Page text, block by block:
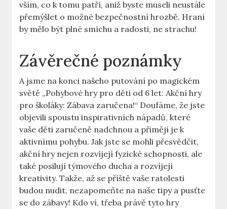
vším, co k tomu patří, aniž byste museli neustále
přemýšlet o možné bezpečnostní hrozbě. Hraní
by mělo být plné smíchu a radosti, ne strachu!
Závěrečné poznámky
A jsme na konci našeho putování po magickém
světě „Pohybové hry pro děti od 6 let: Akční hry
pro školáky: Zábava zaručena!“ Doufáme, že jste
objevili spoustu inspirativních nápadů, které
vaše děti zaručeně nadchnou a přimějí je k
aktivnímu pohybu. Jak jste se mohli přesvědčit,
akční hry nejen rozvíjejí fyzické schopnosti, ale
také posilují týmového ducha a rozvíjejí
kreativity. Takže, až se příště vaše ratolesti
budou nudit, nezapomeňte na naše tipy a pusťte
se do zábavy! Kdo ví, třeba právě tyto hry